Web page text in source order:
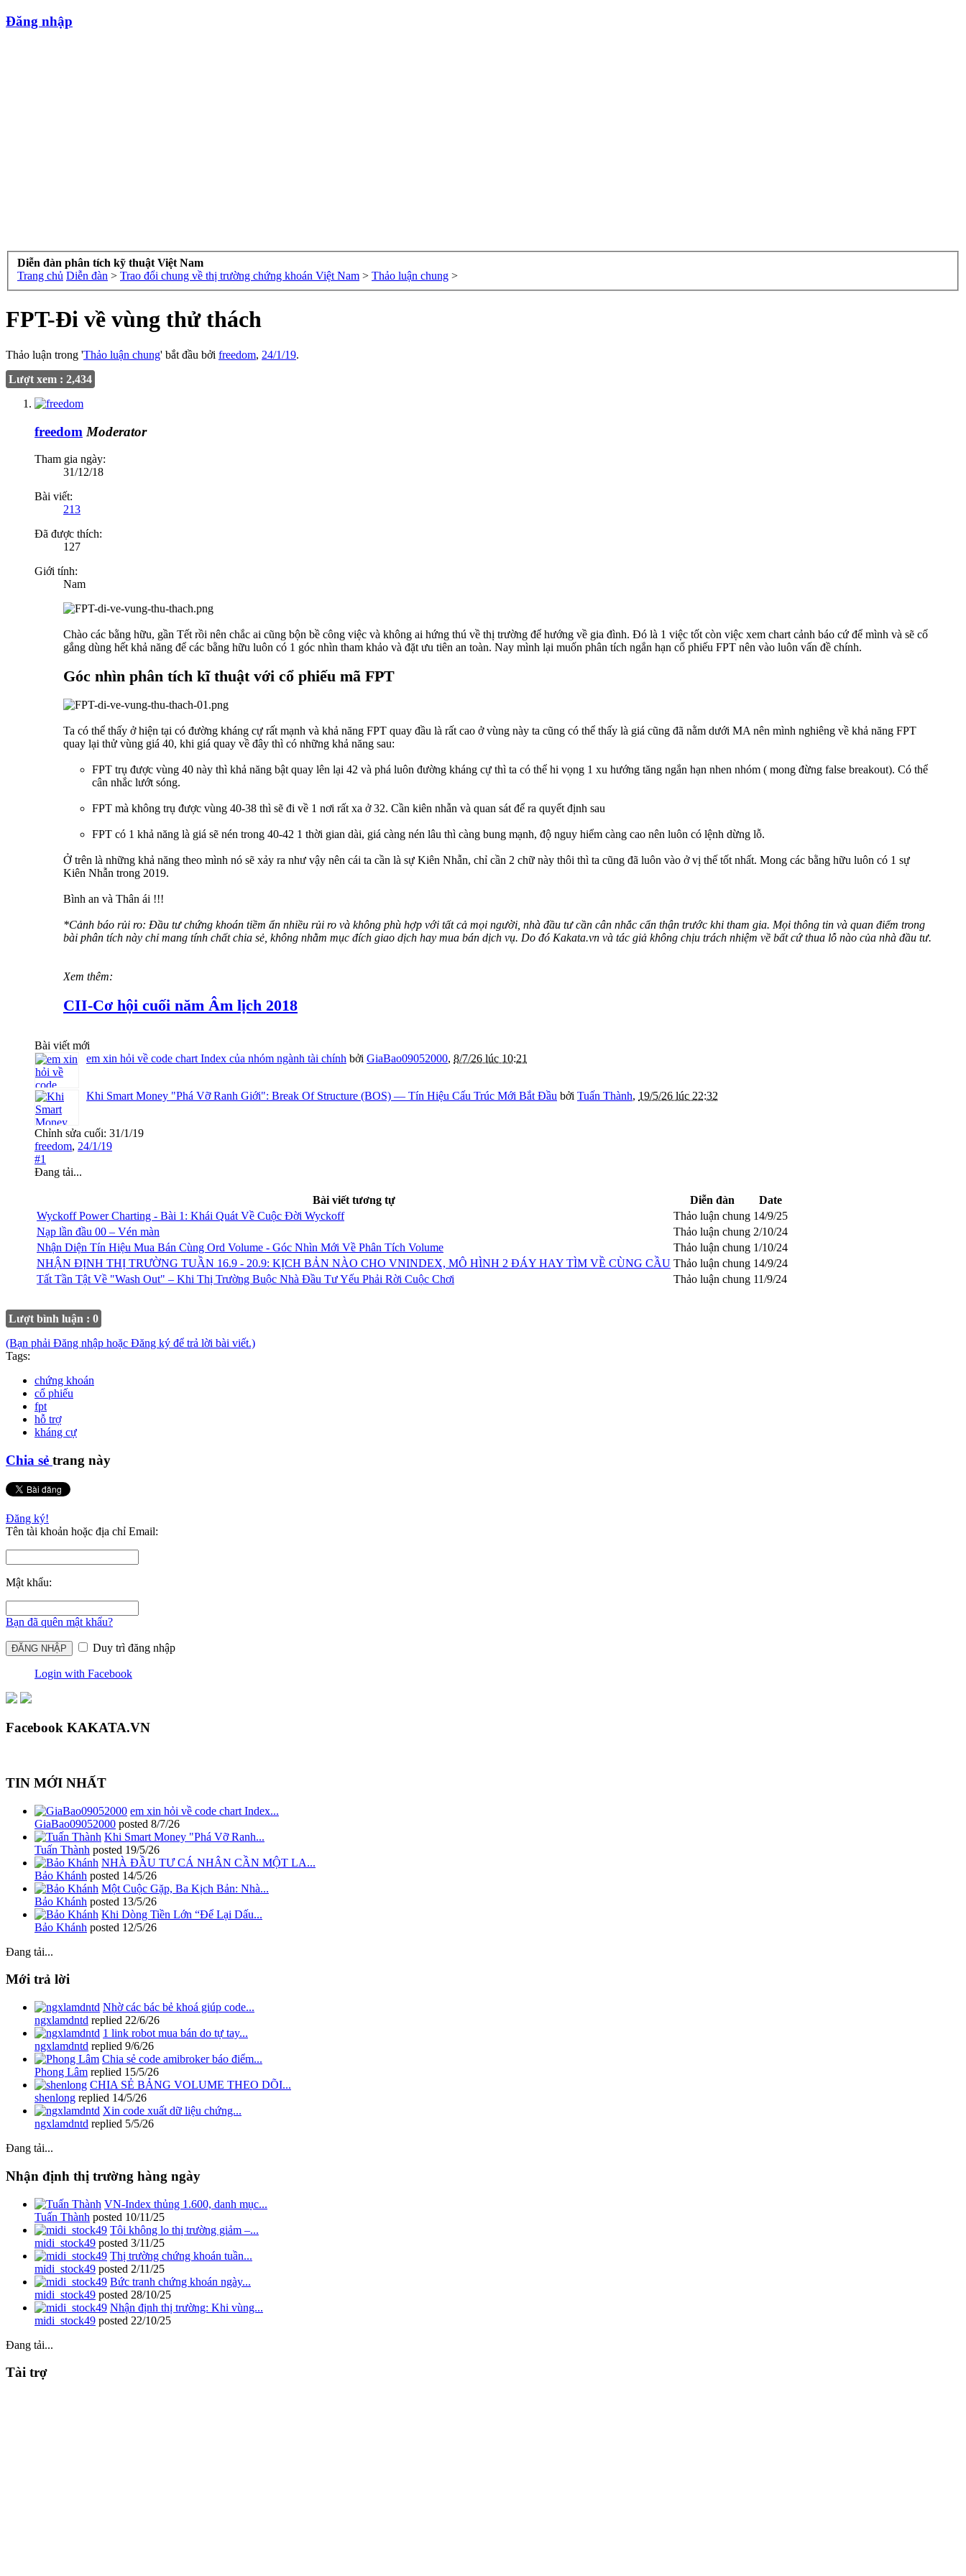
Đăng nhập
Diễn đàn phân tích kỹ thuật Việt Nam
Trang chủ Diễn đàn > Trao đổi chung về thị trường chứng khoán Việt Nam > Thảo luận chung >
FPT-Đi về vùng thử thách
Thảo luận trong 'Thảo luận chung' bắt đầu bởi freedom, 24/1/19.
Lượt xem : 2,434
freedom Moderator
Tham gia ngày:
31/12/18
Bài viết:
213
Đã được thích:
127
Giới tính:
Nam
Chào các bằng hữu, gần Tết rồi nên chắc ai cũng bộn bề công việc và không ai hứng thú về thị trường để hướng về gia đình. Đó là 1 việc tốt còn việc xem chart cảnh báo cứ để mình và sẽ cố
gắng dùng hết khả năng để các bằng hữu luôn có 1 góc nhìn tham khảo và đặt ưu tiên an toàn. Nay mình lại muốn phân tích ngắn hạn cổ phiếu FPT nên vào luôn vấn đề chính.
Góc nhìn phân tích kĩ thuật với cổ phiếu mã FPT
Ta có thể thấy ở hiện tại có đường kháng cự rất mạnh và khả năng FPT quay đầu là rất cao ở vùng này ta cũng có thể thấy là giá cũng đã nằm dưới MA nên mình nghiêng về khả năng FPT
quay lại thử vùng giá 40, khi giá quay về đây thì có những khả năng sau:
FPT trụ được vùng 40 này thì khả năng bật quay lên lại 42 và phá luôn đường kháng cự thì ta có thể hi vọng 1 xu hướng tăng ngắn hạn nhen nhóm ( mong đừng false breakout). Có thể
cân nhắc lướt sóng.
FPT mà không trụ được vùng 40-38 thì sẽ đi về 1 nơi rất xa ở 32. Cần kiên nhẫn và quan sát để ra quyết định sau
FPT có 1 khả năng là giá sẽ nén trong 40-42 1 thời gian dài, giá càng nén lâu thì càng bung mạnh, độ nguy hiểm càng cao nên luôn có lệnh dừng lỗ.
Ở trên là những khả năng theo mình nó sẽ xảy ra như vậy nên cái ta cần là sự Kiên Nhẫn, chỉ cần 2 chữ này thôi thì ta cũng đã luôn vào ở vị thế tốt nhất. Mong các bằng hữu luôn có 1 sự
Kiên Nhẫn trong 2019.
Bình an và Thân ái !!!
*Cảnh báo rủi ro: Đầu tư chứng khoán tiềm ẩn nhiều rủi ro và không phù hợp với tất cả mọi người, nhà đầu tư cần cân nhắc cẩn thận trước khi tham gia. Mọi thông tin và quan điểm trong
bài phân tích này chỉ mang tính chất chia sẻ, không nhằm mục đích giao dịch hay mua bán dịch vụ. Do đó Kakata.vn và tác giả không chịu trách nhiệm về bất cứ thua lỗ nào của nhà đầu tư.
Xem thêm:
CII-Cơ hội cuối năm Âm lịch 2018
Bài viết mới
em xin hỏi về code chart Index của nhóm ngành tài chính bởi GiaBao09052000, 8/7/26 lúc 10:21
Khi Smart Money "Phá Vỡ Ranh Giới": Break Of Structure (BOS) — Tín Hiệu Cấu Trúc Mới Bắt Đầu bởi Tuấn Thành, 19/5/26 lúc 22:32
Chỉnh sửa cuối: 31/1/19
freedom, 24/1/19
#1
Đang tải...
Bài viết tương tự Diễn đàn
Date
Wyckoff Power Charting - Bài 1: Khái Quát Về Cuộc Đời Wyckoff
Thảo luận chung 14/9/25
Nạp lần đầu 00 – Vén màn
Thảo luận chung 2/10/24
Nhận Diện Tín Hiệu Mua Bán Cùng Ord Volume - Góc Nhìn Mới Về Phân Tích Volume
Thảo luận chung 1/10/24
NHẬN ĐỊNH THỊ TRƯỜNG TUẦN 16.9 - 20.9: KỊCH BẢN NÀO CHO VNINDEX, MÔ HÌNH 2 ĐÁY HAY TÌM VỀ CÙNG CẦU Thảo luận chung 14/9/24
Tất Tần Tật Về "Wash Out" – Khi Thị Trường Buộc Nhà Đầu Tư Yếu Phải Rời Cuộc Chơi
Thảo luận chung 11/9/24
Lượt bình luận : 0
(Bạn phải Đăng nhập hoặc Đăng ký để trả lời bài viết.)
Tags:
chứng khoán
cổ phiếu
fpt
hỗ trợ
kháng cự
Chia sẻ trang này
Đăng ký!
Tên tài khoản hoặc địa chỉ Email:
Mật khẩu:
Bạn đã quên mật khẩu?
Duy trì đăng nhập
Login with Facebook
Facebook KAKATA.VN
TIN MỚI NHẤT
em xin hỏi về code chart Index...
GiaBao09052000 posted 8/7/26
Khi Smart Money "Phá Vỡ Ranh...
Tuấn Thành posted 19/5/26
NHÀ ĐẦU TƯ CÁ NHÂN CẦN MỘT LA...
Bảo Khánh posted 14/5/26
Một Cuộc Gặp, Ba Kịch Bản: Nhà...
Bảo Khánh posted 13/5/26
Khi Dòng Tiền Lớn “Để Lại Dấu...
Bảo Khánh posted 12/5/26
Đang tải...
Mới trả lời
Nhờ các bác bẻ khoá giúp code...
ngxlamdntd replied 22/6/26
1 link robot mua bán do tự tay...
ngxlamdntd replied 9/6/26
Chia sẻ code amibroker báo điểm...
Phong Lâm replied 15/5/26
CHIA SẺ BẢNG VOLUME THEO DÕI...
shenlong replied 14/5/26
Xin code xuất dữ liệu chứng...
ngxlamdntd replied 5/5/26
Đang tải...
Nhận định thị trường hàng ngày
VN-Index thủng 1.600, danh mục...
Tuấn Thành posted 10/11/25
Tôi không lo thị trường giảm –...
midi_stock49 posted 3/11/25
Thị trường chứng khoán tuần...
midi_stock49 posted 2/11/25
Bức tranh chứng khoán ngày...
midi_stock49 posted 28/10/25
Nhận định thị trường: Khi vùng...
midi_stock49 posted 22/10/25
Đang tải...
Tài trợ